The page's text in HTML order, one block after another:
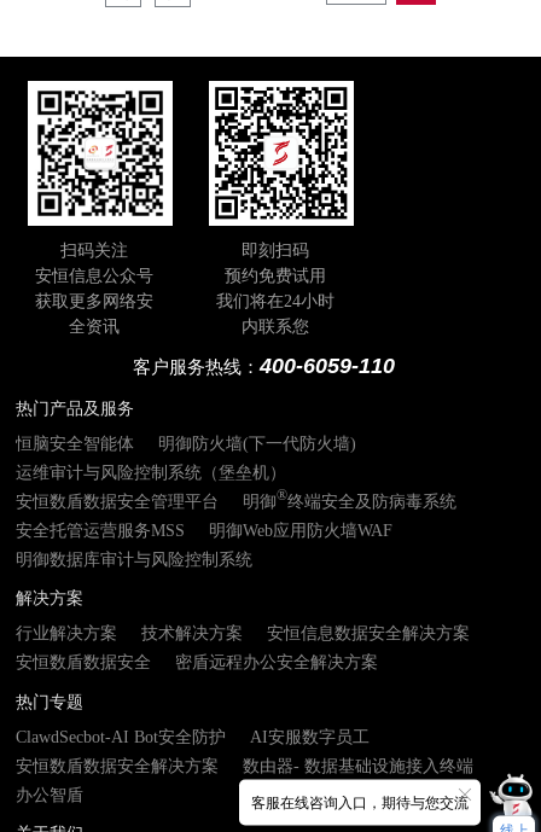
大数据实验室助力开发“金融信用评价指数”去年
有权、数据加工使用权、数据产品经营权“三权
分置”制度框
扫码关注
安恒信息公众号
获取更多网络安
全资讯
即刻扫码
预约免费试用
我们将在24小时
内联系您
客户服务热线：400-6059-110
热门产品及服务
恒脑安全智能体
明御防火墙(下一代防火墙)
运维审计与风险控制系统（堡垒机）
安恒数盾数据安全管理平台
明御®终端安全及防病毒系统
安全托管运营服务MSS
明御Web应用防火墙WAF
明御数据库审计与风险控制系统
解决方案
行业解决方案
技术解决方案
安恒信息数据安全解决方案
安恒数盾数据安全
密盾远程办公安全解决方案
热门专题
ClawdSecbot-AI Bot安全防护
AI安服数字员工
安恒数盾数据安全解决方案
数由器- 数据基础设施接入终端
办公智盾
客服在线咨询入口，期待与您交流